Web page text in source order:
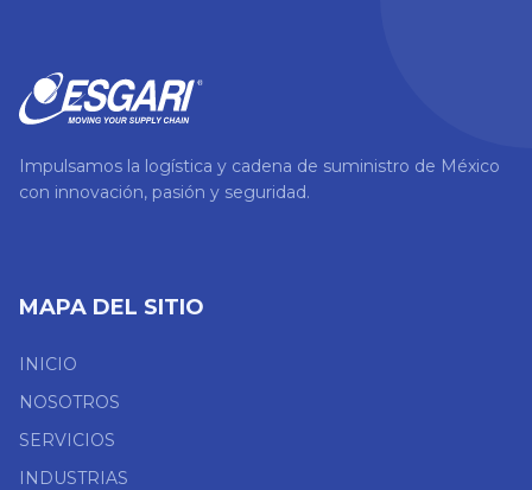
Impulsamos la logística y cadena de suministro de México
con innovación, pasión y seguridad.
MAPA DEL SITIO
INICIO
NOSOTROS
SERVICIOS
INDUSTRIAS